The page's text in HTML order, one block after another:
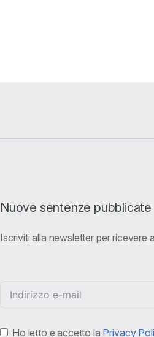
Nuove sentenze pubblicate
Iscriviti alla newsletter per ricevere
Ho letto e accetto la Privacy